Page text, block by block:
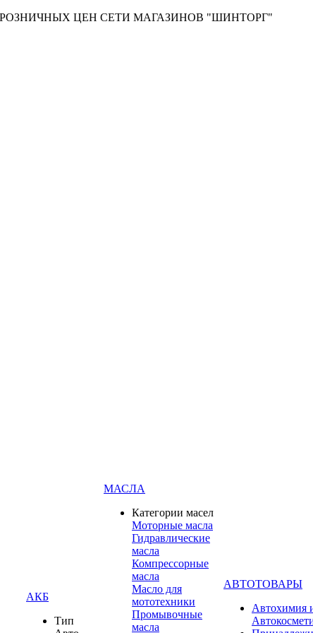
ЦЕН СЕТИ МАГАЗИНОВ "ШИНТОРГ"
АКБ
Тип
МАСЛА
Категории масел
Моторные масла
Гидравлические
масла
Компрессорные
масла
Масло для
мототехники
Промывочные
масла
АВТОТОВАРЫ
Автохимия